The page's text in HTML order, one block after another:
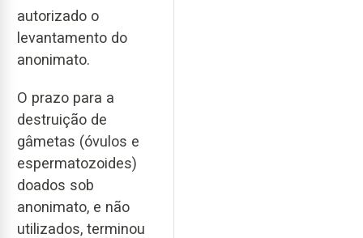
autorizado o
levantamento do
anonimato.
O prazo para a
destruição de
gâmetas (óvulos e
espermatozoides)
doados sob
anonimato, e não
utilizados, terminou